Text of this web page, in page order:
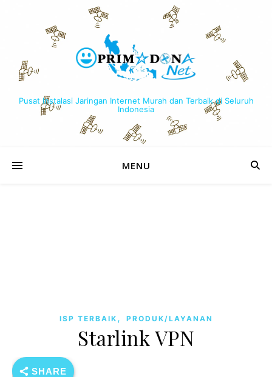
Pusat Instalasi Jaringan Internet Murah dan Terbaik di Seluruh
Indonesia
MENU
ISP TERBAIK , PRODUK/LAYANAN
Starlink VPN
SHARE